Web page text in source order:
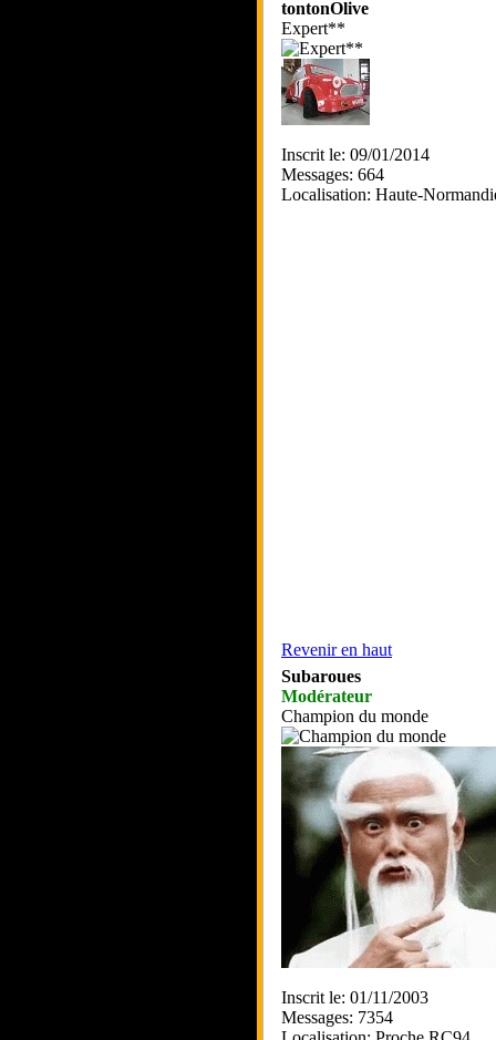
tontonOlive
Expert**
Inscrit le: 09/01/2014
Messages: 664
Localisation: Haute-
Revenir en haut
Subaroues
Modérateur
Champion du monde
Inscrit le: 01/11/2003
Messages: 7354